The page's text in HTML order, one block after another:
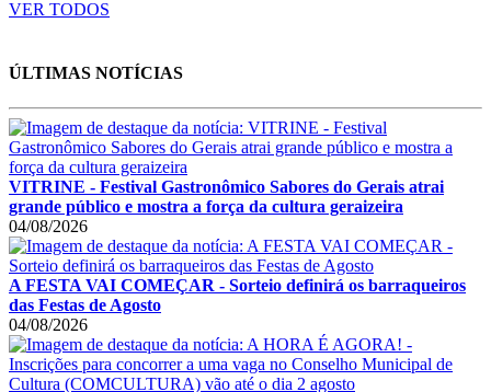
VER TODOS
ÚLTIMAS NOTÍCIAS
VITRINE - Festival Gastronômico Sabores do Gerais atrai
grande público e mostra a força da cultura geraizeira
04/08/2026
A FESTA VAI COMEÇAR - Sorteio definirá os barraqueiros
das Festas de Agosto
04/08/2026